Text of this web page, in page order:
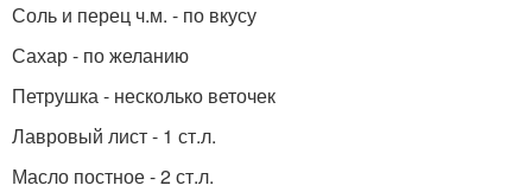
Соль и перец ч.м. - по вкусу
Сахар - по желанию
Петрушка - несколько веточек
Лавровый лист - 1 ст.л.
Масло постное - 2 ст.л.